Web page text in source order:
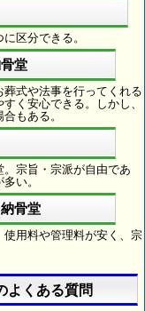
区分できる。
堂
式や法事を行ってくれる
く安心できる。しかし、
もある。
宗旨・宗派が自由であ
い。
骨堂
用料や管理料が安く、宗
よくある質問